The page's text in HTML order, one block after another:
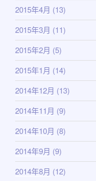
2015年4月 (13)
2015年3月 (11)
2015年2月 (5)
2015年1月 (14)
2014年12月 (13)
2014年11月 (9)
2014年10月 (8)
2014年9月 (9)
2014年8月 (12)